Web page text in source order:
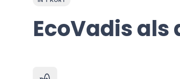
EcoVadis